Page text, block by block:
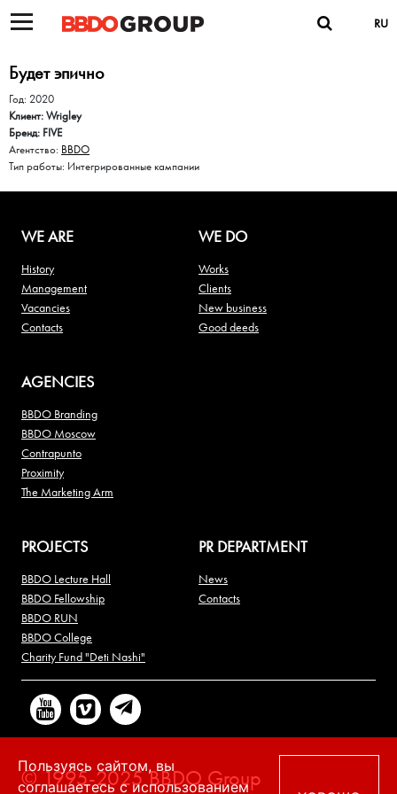
RU
Будет эпично
Год: 2020
Клиент: Wrigley
Бренд: FIVE
Агентство: BBDO
Тип работы: Интегрированные кампании
WE ARE
History
Management
Vacancies
Contacts
WE DO
Works
Clients
New business
Good deeds
AGENCIES
BBDO Branding
BBDO Moscow
Contrapunto
Proximity
The Marketing Arm
PROJECTS
BBDO Lecture Hall
BBDO Fellowship
BBDO RUN
BBDO College
Charity Fund "Deti Nashi"
PR DEPARTMENT
News
Contacts
© 1995-2025 BBDO Group
Пользуясь сайтом, вы
соглашаетесь с использованием